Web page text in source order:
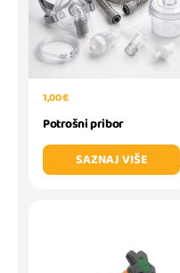
1,00 €
Potrošni pribor
SAZNAJ VIŠE